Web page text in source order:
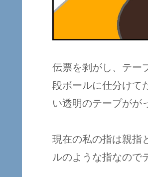
伝票を剥がし、テー
段ボールに仕分けて
い透明のテープがが
現在の私の指は親指
ルのような指なので